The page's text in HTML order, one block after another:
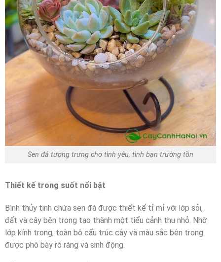
Sen đá tượng trưng cho tình yêu, tình bạn trường tồn
Thiết kế trong suốt nổi bật
Bình thủy tinh chứa sen đá được thiết kế tỉ mỉ với lớp sỏi,
đất và cây bên trong tạo thành một tiểu cảnh thu nhỏ. Nhờ
lớp kính trong, toàn bộ cấu trúc cây và màu sắc bên trong
được phô bày rõ ràng và sinh động.